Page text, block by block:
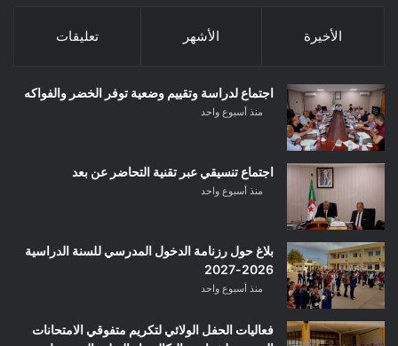
الأخيرة الأشهر تعليقات
اجتماع لدراسة وتقييم وضعية توفر الخضر والفواكه
منذ أسبوع واحد
اجتماع تنسيقي عبر تقنية التحاضر عن بعد
منذ أسبوع واحد
بلاغ حول رزنامة الدخول المدرسي للسنة الدراسية
2026-2027
منذ أسبوع واحد
فعاليات الحفل الولائي لتكريم متفوقي الامتحانات